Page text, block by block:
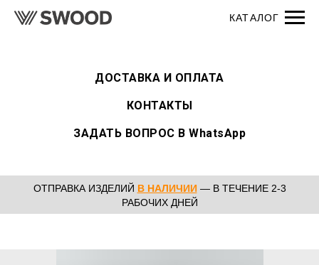
ДОСТАВКА И ОПЛАТА
КОНТАКТЫ
ЗАДАТЬ ВОПРОС В WhatsApp
ОТПРАВКА ИЗДЕЛИЙ В НАЛИЧИИ— В ТЕЧЕНИЕ 2-3
РАБОЧИХ ДНЕЙ